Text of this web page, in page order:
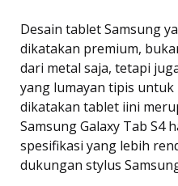
Desain tablet Samsung
dikatakan premium,
dari metal saja, tetapi
yang lumayan tipis
dikatakan tablet iini
Samsung Galaxy Tab S4
spesifikasi yang lebih
dukungan stylus